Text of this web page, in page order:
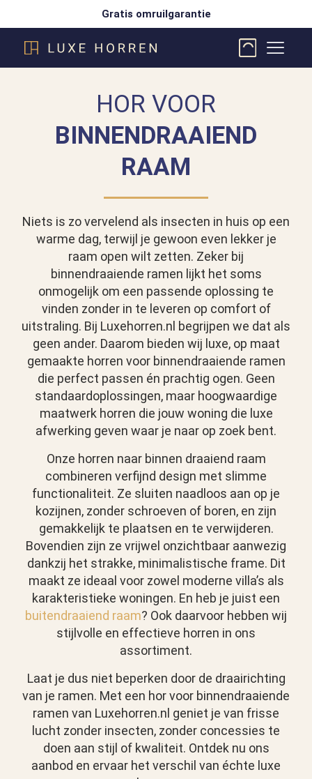
Gratis omruilgarantie
HOR VOOR
BINNENDRAAIEND
RAAM
Niets is zo vervelend als insecten in huis op een
warme dag, terwijl je gewoon even lekker je
raam open wilt zetten. Zeker bij
binnendraaiende ramen lijkt het soms
onmogelijk om een passende oplossing te
vinden zonder in te leveren op comfort of
uitstraling. Bij Luxehorren.nl begrijpen we dat als
geen ander. Daarom bieden wij luxe, op maat
gemaakte horren voor binnendraaiende ramen
die perfect passen én prachtig ogen. Geen
standaardoplossingen, maar hoogwaardige
maatwerk horren die jouw woning die luxe
afwerking geven waar je naar op zoek bent.
Onze horren naar binnen draaiend raam
combineren verfijnd design met slimme
functionaliteit. Ze sluiten naadloos aan op je
kozijnen, zonder schroeven of boren, en zijn
gemakkelijk te plaatsen en te verwijderen.
Bovendien zijn ze vrijwel onzichtbaar aanwezig
dankzij het strakke, minimalistische frame. Dit
maakt ze ideaal voor zowel moderne villa’s als
karakteristieke woningen. En heb je juist een
buitendraaiend raam? Ook daarvoor hebben wij
stijlvolle en effectieve horren in ons
assortiment.
Laat je dus niet beperken door de draairichting
van je ramen. Met een hor voor binnendraaiende
ramen van Luxehorren.nl geniet je van frisse
lucht zonder insecten, zonder concessies te
doen aan stijl of kwaliteit. Ontdek nu ons
aanbod en ervaar het verschil van échte luxe